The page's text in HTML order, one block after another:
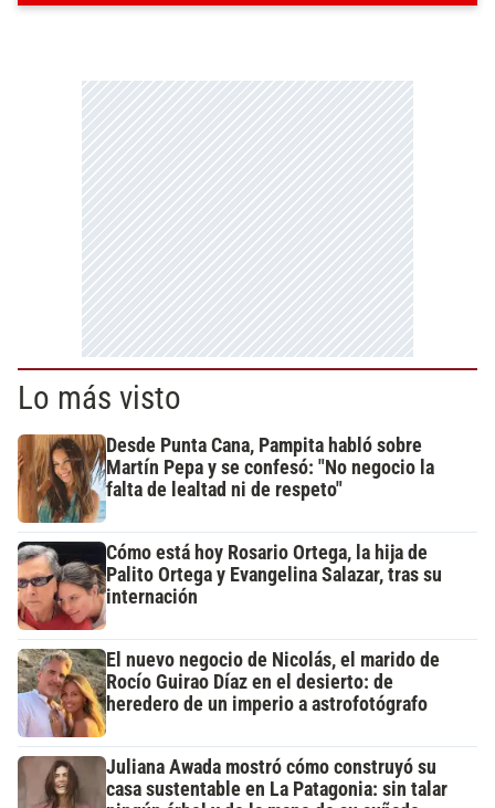
Lo más visto
Desde Punta Cana, Pampita habló sobre
Martín Pepa y se confesó: "No negocio la
falta de lealtad ni de respeto"
Cómo está hoy Rosario Ortega, la hija de
Palito Ortega y Evangelina Salazar, tras su
internación
El nuevo negocio de Nicolás, el marido de
Rocío Guirao Díaz en el desierto: de
heredero de un imperio a astrofotógrafo
Juliana Awada mostró cómo construyó su
casa sustentable en La Patagonia: sin talar